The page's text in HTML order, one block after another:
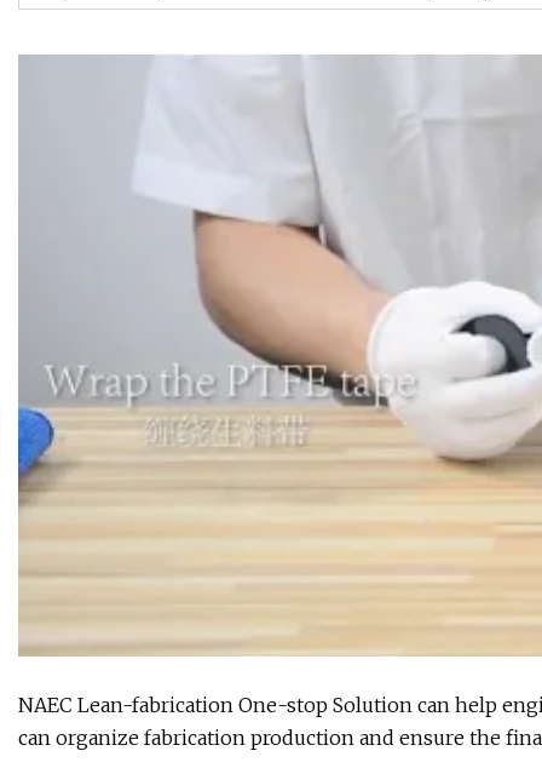
NAEC Lean-fabrication One-stop Solution can help
can organize fabrication production and ensure the